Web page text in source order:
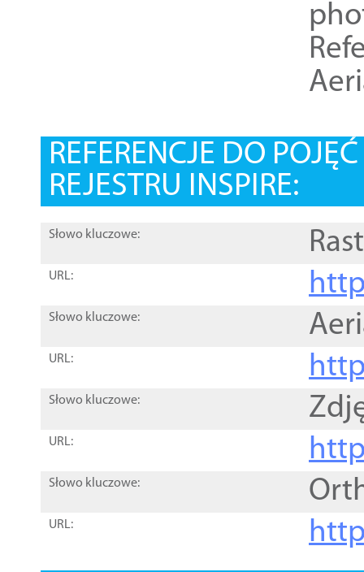
REFERENCJE DO
REJESTRU INSPIRE:
Słowo kluczowe:
URL:
Słowo kluczowe:
URL:
Słowo kluczowe:
URL:
Słowo kluczowe:
URL: